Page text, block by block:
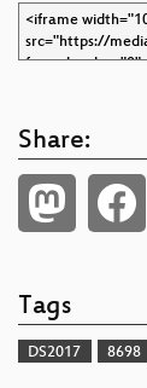
Share:
Tags
DS2017 8698